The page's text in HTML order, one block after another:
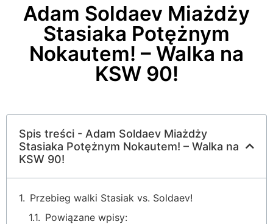
Adam Soldaev Miażdży
Stasiaka Potężnym
Nokautem! – Walka na
KSW 90!
Spis treści - Adam Soldaev Miażdży
Stasiaka Potężnym Nokautem! – Walka na
KSW 90!
Przebieg walki Stasiak vs. Soldaev!
Powiązane wpisy: